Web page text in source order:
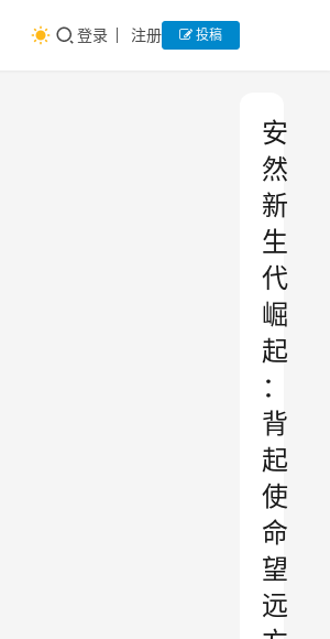
登录 注册 投稿
安
然
新
生
代
崛
起
：
背
起
使
命
望
远